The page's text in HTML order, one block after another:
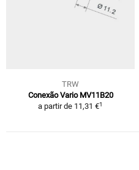
TRW
Conexão Vario MV11B20
a partir de 11,31 €1